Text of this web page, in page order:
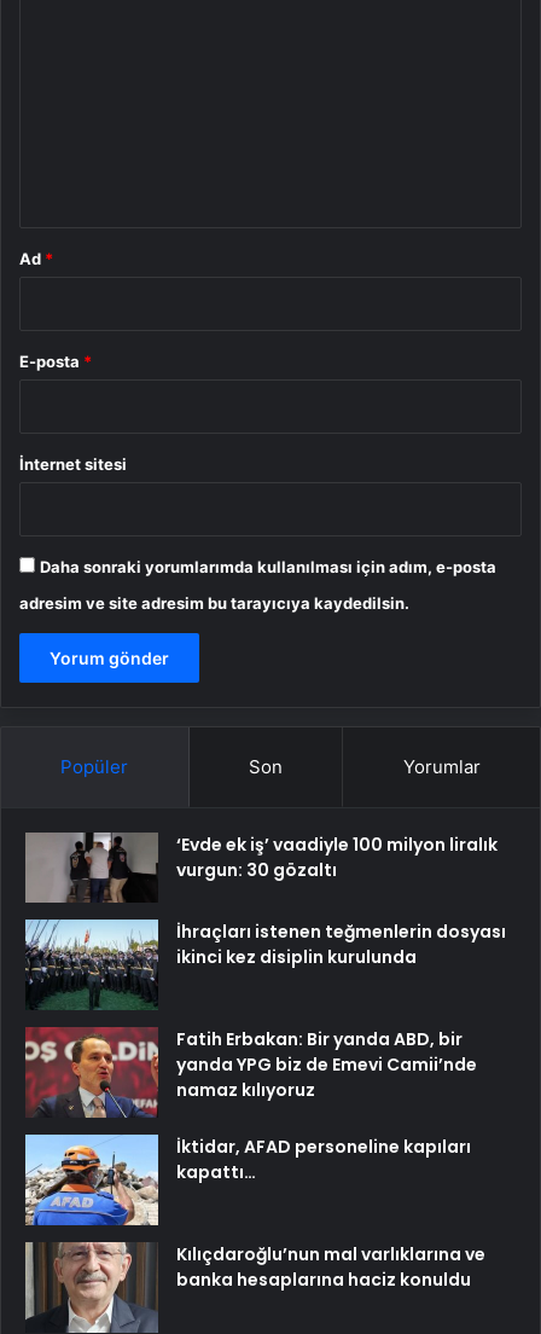
Ad *
E-posta *
İnternet sitesi
Daha sonraki yorumlarımda kullanılması için adım, e-posta
adresim ve site adresim bu tarayıcıya kaydedilsin.
Popüler Son Yorumlar
‘Evde ek iş’ vaadiyle 100 milyon liralık
vurgun: 30 gözaltı
İhraçları istenen teğmenlerin dosyası
ikinci kez disiplin kurulunda
Fatih Erbakan: Bir yanda ABD, bir
yanda YPG biz de Emevi Camii’nde
namaz kılıyoruz
İktidar, AFAD personeline kapıları
kapattı…
Kılıçdaroğlu’nun mal varlıklarına ve
banka hesaplarına haciz konuldu